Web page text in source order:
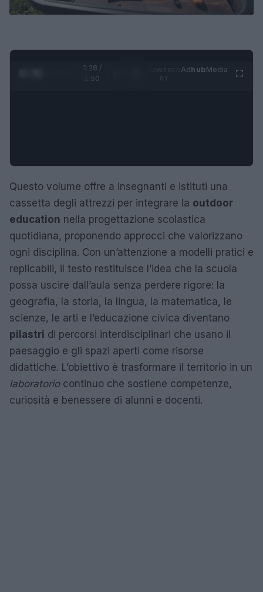
0:29 /
1:50
AdhubMedia
Questo volume offre a insegnanti e istituti una
cassetta degli attrezzi per integrare la outdoor
education nella progettazione scolastica
quotidiana, proponendo approcci che valorizzano
ogni disciplina. Con un’attenzione a modelli pratici e
replicabili, il testo restituisce l’idea che la scuola
possa uscire dall’aula senza perdere rigore: la
geografia, la storia, la lingua, la matematica, le
scienze, le arti e l’educazione civica diventano
pilastri di percorsi interdisciplinari che usano il
paesaggio e gli spazi aperti come risorse
didattiche. L’obiettivo è trasformare il territorio in un
laboratoriocontinuo che sostiene competenze,
curiosità e benessere di alunni e docenti.